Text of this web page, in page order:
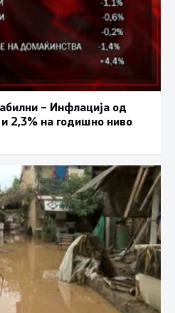
– Инфлација од
2,3% на годишно ниво